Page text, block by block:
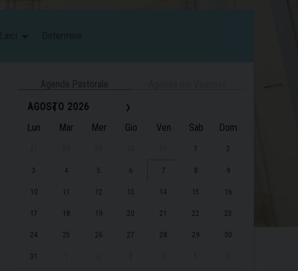
Agenda Pastorale
‹
AGOSTO 2026 ›
Lun Mar Mer Gio Ven Sab Dom
1 2
3 4 5 6 7 8 9
10 11 12 13 14 15 16
17 18 19 20 21 22 23
24 25 26 27 28 29 30
31